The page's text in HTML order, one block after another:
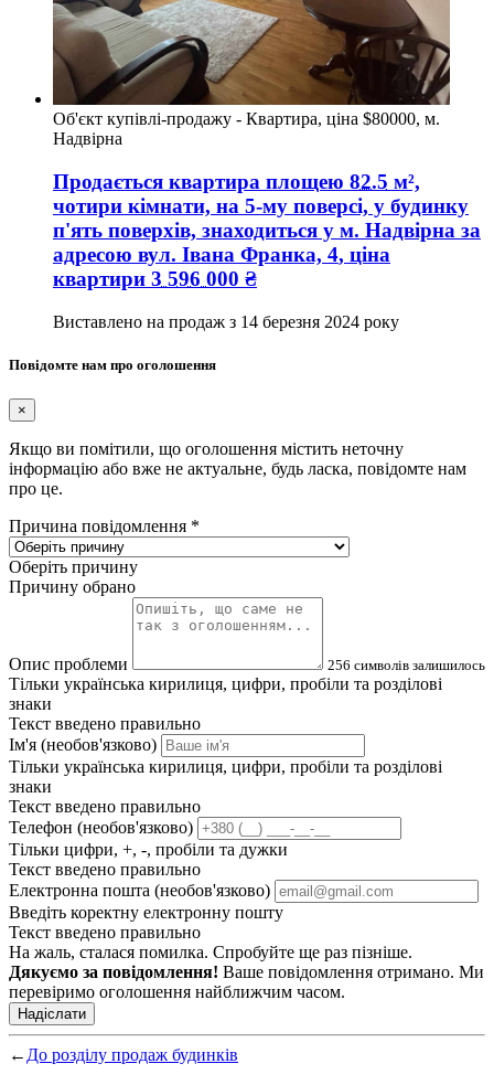
Об'єкт купівлі-продажу - Квартира, ціна $80000, м.
Надвірна
Продається квартира площею 82.5 м²,
чотири кімнати, на 5-му поверсі, у будинку
п'ять поверхів, знаходиться у м. Надвірна за
адресою вул. Івана Франка, 4, ціна
квартири 3 596 000 ₴
Виставлено на продаж з 14 березня 2024 року
Повідомте нам про оголошення
×
Якщо ви помітили, що оголошення містить неточну
інформацію або вже не актуальне, будь ласка, повідомте нам
про це.
Причина повідомлення *
Оберіть причину
Причину обрано
Опис проблеми 256 символів залишилось
Тільки українська кирилиця, цифри, пробіли та розділові
знаки
Текст введено правильно
Ім'я (необов'язково)
Тільки українська кирилиця, цифри, пробіли та розділові
знаки
Текст введено правильно
Телефон (необов'язково)
Тільки цифри, +, -, пробіли та дужки
Текст введено правильно
Електронна пошта (необов'язково)
Введіть коректну електронну пошту
Текст введено правильно
На жаль, сталася помилка. Спробуйте ще раз пізніше.
Дякуємо за повідомлення! Ваше повідомлення отримано. Ми
перевіримо оголошення найближчим часом.
Надіслати
← До розділу продаж будинків